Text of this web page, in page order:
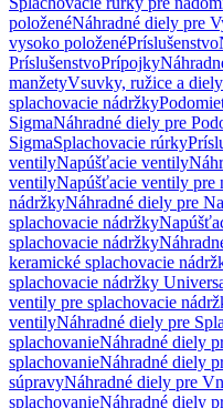
položenéNáhradné diely pre
vysoko položenéPríslušenstvo
PríslušenstvoPrípojky
manžetyVsuvky, ružice a
splachovacie nádržky
SigmaNáhradné diely pre
SigmaSplachovacie rúrky
ventilyNapúšťacie ventily
ventilyNapúšťacie ventily pre
nádržkyNáhradné diely pre
splachovacie nádržky
splachovacie nádržky
keramické splachovacie
splachovacie nádržky
ventily pre splachovacie
ventilyNáhradné diely pre
splachovanieNáhradné diely
splachovanieNáhradné diely
súpravyNáhradné diely pre
splachovanieNáhradné diely